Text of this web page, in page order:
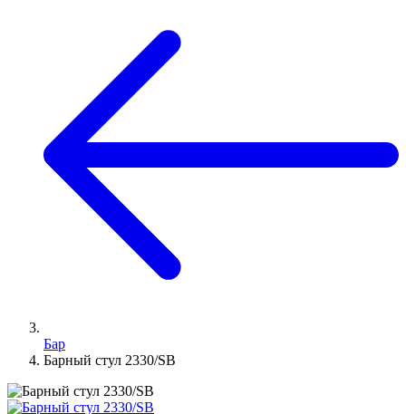
Бар
Барный стул 2330/SB